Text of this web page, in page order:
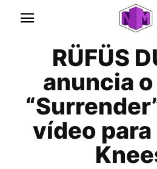
RÜFÜS
anuncia
vídeo para